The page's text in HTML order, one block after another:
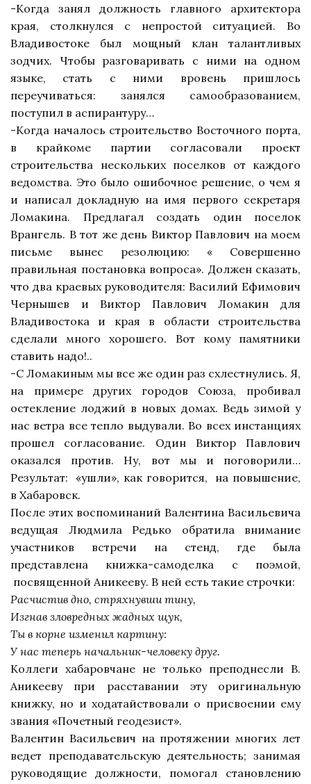
-Когда занял должность главного архитектора
края, столкнулся с непростой ситуацией. Во
Владивостоке был мощный клан талантливых
зодчих. Чтобы разговаривать с ними на одном
языке, стать с ними вровень пришлось
переучиваться: занялся самообразованием,
поступил в аспирантуру…
-Когда началось строительство Восточного порта,
в крайкоме партии согласовали проект
строительства нескольких поселков от каждого
ведомства. Это было ошибочное решение, о чем я
и написал докладную на имя первого секретаря
Ломакина. Предлагал создать один поселок
Врангель. В тот же день Виктор Павлович на моем
письме вынес резолюцию: « Совершенно
правильная постановка вопроса». Должен сказать,
что два краевых руководителя: Василий Ефимович
Чернышев и Виктор Павлович Ломакин для
Владивостока и края в области строительства
сделали много хорошего. Вот кому памятники
ставить надо!..
-С Ломакиным мы все же один раз схлестнулись. Я,
на примере других городов Союза, пробивал
остекление лоджий в новых домах. Ведь зимой у
нас ветра все тепло выдували. Во всех инстанциях
прошел согласование. Один Виктор Павлович
оказался против. Ну, вот мы и поговорили…
Результат:
«ушли», как говорится,
на повышение,
в Хабаровск.
После этих воспоминаний Валентина Васильевича
ведущая Людмила Редько обратила внимание
участников встречи на стенд, где была
представлена книжка-самоделка с поэмой,
посвященной Аникееву. В ней есть такие строчки:
Расчистив дно, стряхнувши тину,
Изгнав зловредных жадных щук,
Ты в корне изменил картину:
У нас теперь начальник-человеку друг.
Коллеги хабаровчане не только преподнесли В.
Аникееву при расставании эту оригинальную
книжку, но и ходатайствовали о присвоении ему
звания «Почетный геодезист».
Валентин Васильевич на протяжении многих лет
ведет преподавательскую деятельность; занимая
руководящие должности, помогал становлению